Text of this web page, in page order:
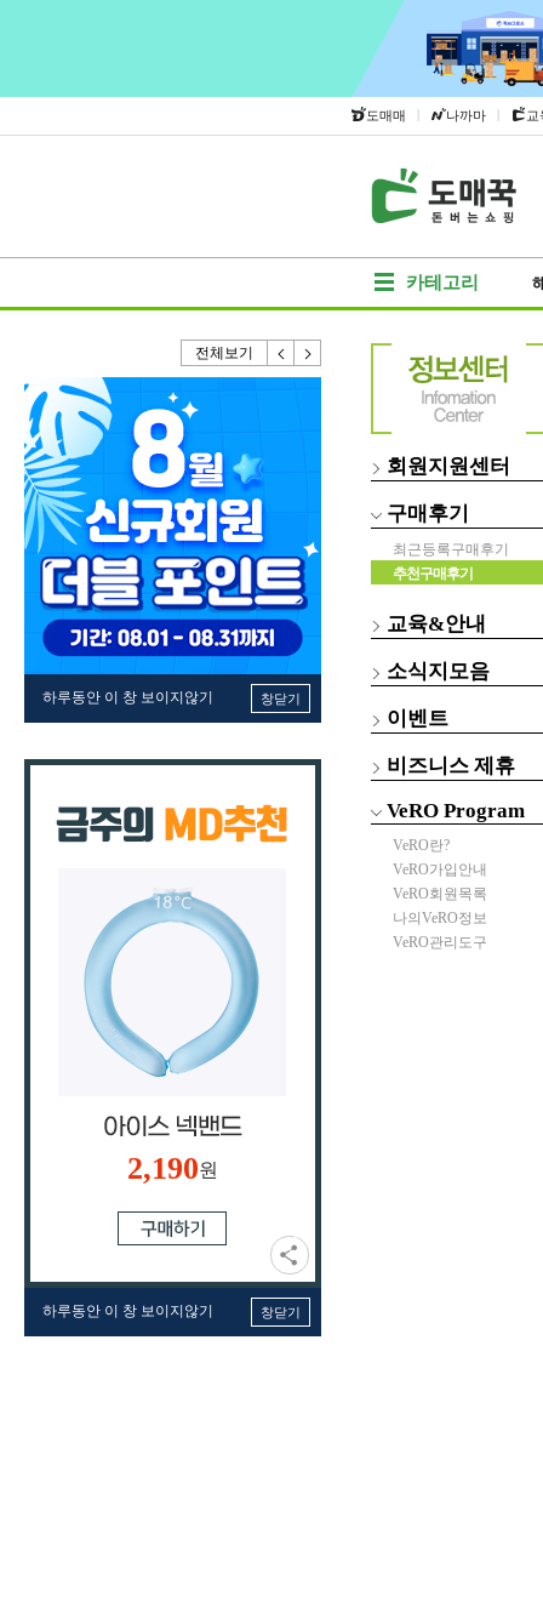
도매매 | 나까마 | 교
카테고리
전체보기
하루동안 이 창 보이지않기 창닫기
2,190원
하루동안 이 창 보이지않기 창닫기
회원지원센터
구매후기
최근등록구매후기
추천구매후기
교육&안내
소식지모음
이벤트
비즈니스 제휴
VeRO Program
VeRO란?
VeRO가입안내
VeRO회원목록
나의VeRO정보
VeRO관리도구